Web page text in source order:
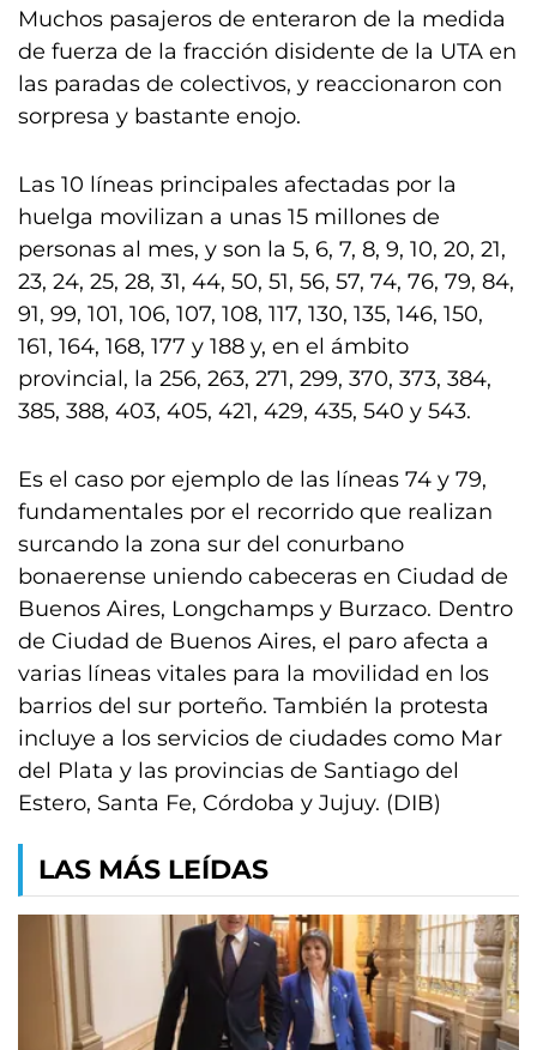
Muchos pasajeros de enteraron de la medida
de fuerza de la fracción disidente de la UTA en
las paradas de colectivos, y reaccionaron con
sorpresa y bastante enojo.
Las 10 líneas principales afectadas por la
huelga movilizan a unas 15 millones de
personas al mes, y son la 5, 6, 7, 8, 9, 10, 20, 21,
23, 24, 25, 28, 31, 44, 50, 51, 56, 57, 74, 76, 79, 84,
91, 99, 101, 106, 107, 108, 117, 130, 135, 146, 150,
161, 164, 168, 177 y 188 y, en el ámbito
provincial, la 256, 263, 271, 299, 370, 373, 384,
385, 388, 403, 405, 421, 429, 435, 540 y 543.
Es el caso por ejemplo de las líneas 74 y 79,
fundamentales por el recorrido que realizan
surcando la zona sur del conurbano
bonaerense uniendo cabeceras en Ciudad de
Buenos Aires, Longchamps y Burzaco. Dentro
de Ciudad de Buenos Aires, el paro afecta a
varias líneas vitales para la movilidad en los
barrios del sur porteño. También la protesta
incluye a los servicios de ciudades como Mar
del Plata y las provincias de Santiago del
Estero, Santa Fe, Córdoba y Jujuy. (DIB)
LAS MÁS LEÍDAS